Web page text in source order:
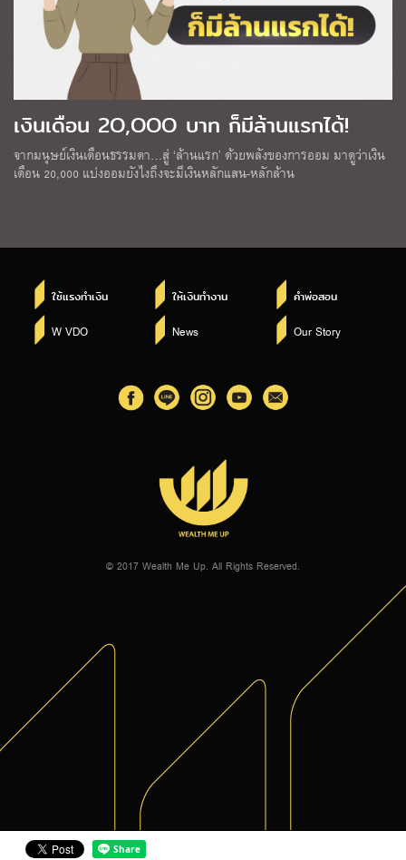
เงินเดือน 2O,OOO บาท ก็มีล้านแรกได้!
จากมนุษย์เงินเดือนธรรมดา…สู่ ‘ล้านแรก’ ด้วยพลังของการออม มาดูว่าเงิน
เดือน 20,000 แบ่งออมยังไงถึงจะมีเงินหลักแสน-หลักล้าน
ใช้แรงทำเงิน ให้เงินทำงาน คำพ่อสอน
W VDO News Our Story
© 2017 Wealth Me Up. All Rights Reserved.